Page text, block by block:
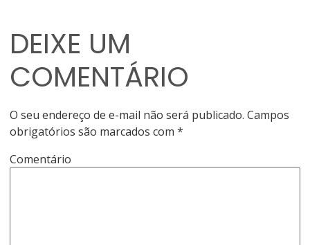
DEIXE UM
COMENTÁRIO
O seu endereço de e-mail não será publicado. Campos
obrigatórios são marcados com*
Comentário